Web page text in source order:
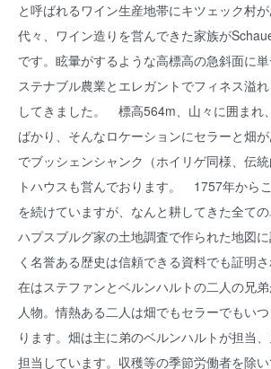
と呼ばれるワイン生産地帯にキツェック村
代々、ワイン造りを営んできた家族が
です。眩暈がするような高標高の急斜面に
ステナブル農業とエレガントでフィネス溢
してきました。 標高564m、山々に囲まれ
ばかり、そんなロケーションにセラーと畑
でブッシェンシャンク（ホイリゲ同様、伝
トハウスも営んでおります。 1757年から
を続けていますが、なんと耕してきた全て
ハプスブルグ家の土地調査で作られた地図
く名誉ある歴史は信頼できる資料でも証明
在はステファンとベルンハルトの二人の兄
人物。情熱ある二人は畑でもセラーでもい
ります。畑は主に弟のベルンハルトが担当
担当しています。収穫等の季節労働者を除